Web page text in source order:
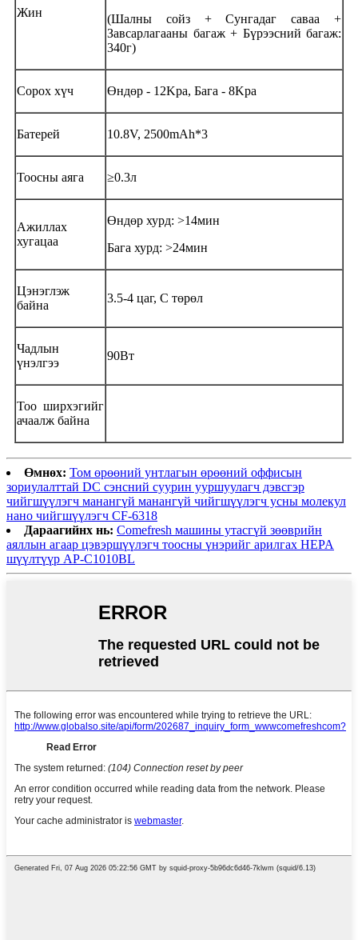
Жин
(Шалны сойз + Сунгадаг саваа +
Завсарлагааны багаж + Бүрээсний багаж:
340г)
Сорох хүч Өндөр - 12Kpa, Бага - 8Kpa
Батерей 10.8V, 2500mAh*3
Тоосны аяга ≥0.3л
Ажиллах
хугацаа
Өндөр хурд: ˃14мин
Бага хурд: ˃24мин
Цэнэглэж
байна
3.5-4 цаг, C төрөл
Чадлын
үнэлгээ
90Вт
Тоо ширхэгийг
ачаалж байна
Өмнөх: Том өрөөний унтлагын өрөөний оффисын
зориулалттай DC сэнсний суурин ууршуулагч дэвсгэр
чийгшүүлэгч манангүй манангүй чийгшүүлэгч усны молекул
нано чийгшүүлэгч CF-6318
Дараагийнх нь: Comefresh машины утасгүй зөөврийн
аяллын агаар цэвэршүүлэгч тоосны үнэрийг арилгах HEPA
шүүлтүүр AP-C1010BL